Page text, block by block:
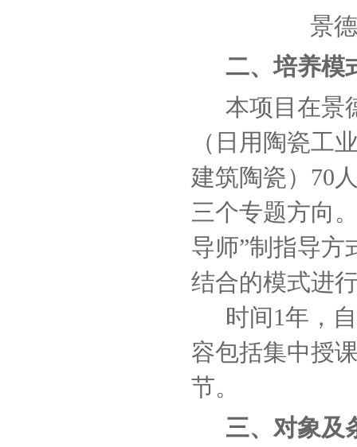
景
二、培养模
本项目在景
（日用陶瓷工
建筑陶瓷）70
三个专题方向
导师”制指导方
结合的模式进
时间1年，
容包括集中授
节。
三、对象及